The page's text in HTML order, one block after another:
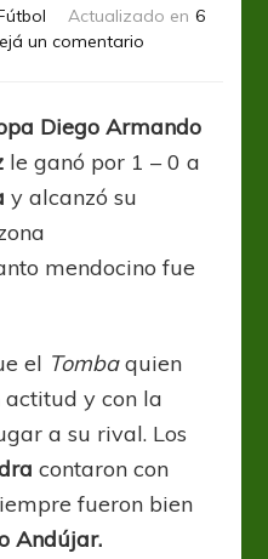
Actualizado en 6
un comentario
Tombino
Diego Armando
le ganó por 1 – 0 a
y alcanzó su
mendocino fue
el Tombaquien
actitud y con la
a su rival. Los
contaron con
fueron bien
Andújar.